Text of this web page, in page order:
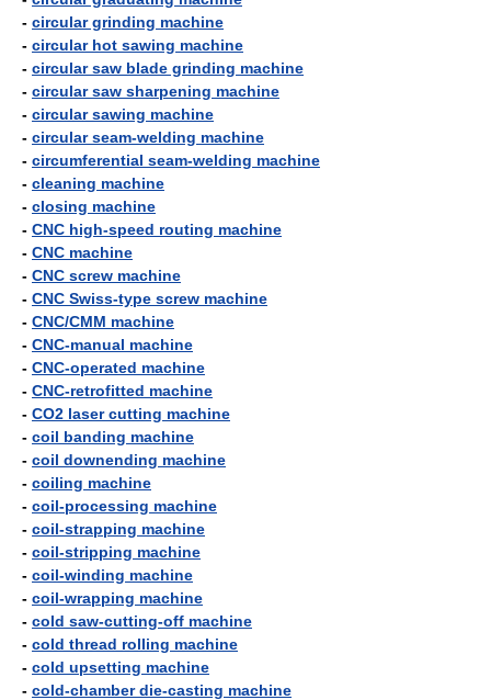
- circular grinding machine
- circular hot sawing machine
- circular saw blade grinding machine
- circular saw sharpening machine
- circular sawing machine
- circular seam-welding machine
- circumferential seam-welding machine
- cleaning machine
- closing machine
- CNC high-speed routing machine
- CNC machine
- CNC screw machine
- CNC Swiss-type screw machine
- CNC/CMM machine
- CNC-manual machine
- CNC-operated machine
- CNC-retrofitted machine
- CO2 laser cutting machine
- coil banding machine
- coil downending machine
- coiling machine
- coil-processing machine
- coil-strapping machine
- coil-stripping machine
- coil-winding machine
- coil-wrapping machine
- cold saw-cutting-off machine
- cold thread rolling machine
- cold upsetting machine
- cold-chamber die-casting machine